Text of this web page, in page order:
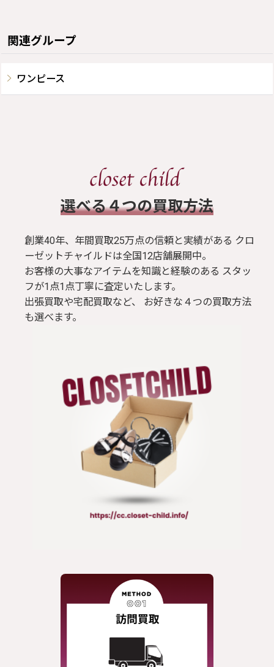
関連グループ
ワンピース
​選べる４つの買取方法
創業40年、年間買取25万点の信頼と実績がある クロ
ーゼットチャイルドは全国12店舗展開中。
お客様の大事なアイテムを知識と経験のある スタッ
フが1点1点丁寧に査定いたします。
出張買取や宅配買取など、 お好きな４つの買取方法
も選べます。